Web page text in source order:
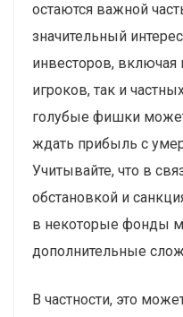
остаются важной
значительный
инвесторов, включая
игроков, так и
голубые фишки может
ждать прибыль с
Учитывайте, что в
обстановкой и
в некоторые фонды
дополнительные
В частности, это